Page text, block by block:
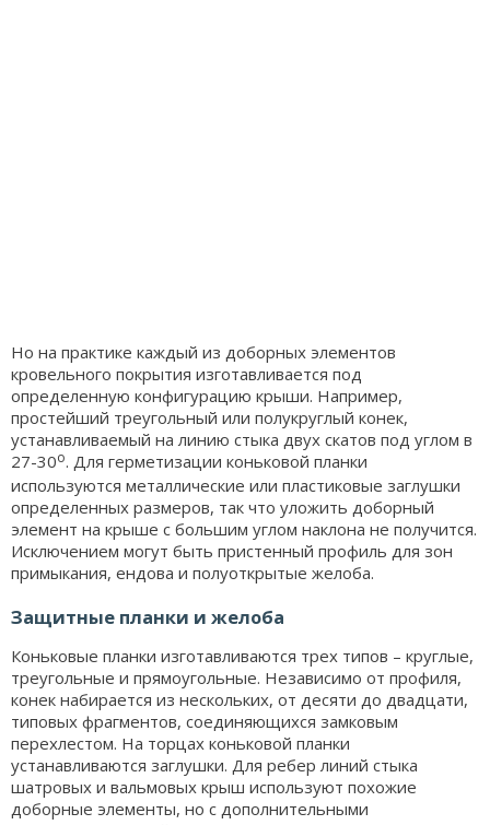
Но на практике каждый из доборных элементов
кровельного покрытия изготавливается под
определенную конфигурацию крыши. Например,
простейший треугольный или полукруглый конек,
устанавливаемый на линию стыка двух скатов под углом в
27-30о. Для герметизации коньковой планки
используются металлические или пластиковые заглушки
определенных размеров, так что уложить доборный
элемент на крыше с большим углом наклона не получится.
Исключением могут быть пристенный профиль для зон
примыкания, ендова и полуоткрытые желоба.
Защитные планки и желоба
Коньковые планки изготавливаются трех типов – круглые,
треугольные и прямоугольные. Независимо от профиля,
конек набирается из нескольких, от десяти до двадцати,
типовых фрагментов, соединяющихся замковым
перехлестом. На торцах коньковой планки
устанавливаются заглушки. Для ребер линий стыка
шатровых и вальмовых крыш используют похожие
доборные элементы, но с дополнительными